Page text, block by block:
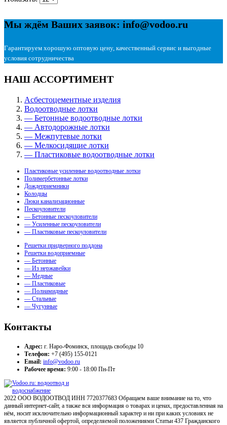
Мы ждём Ваших заявок: info@vodoo.ru
Гарантируем хорошую оптовую цену, качественный сервис и выгодные
условия сотрудничества
НАШ АССОРТИМЕНТ
Асбестоцементные изделия
Водоотводные лотки
— Бетонные водоотводные лотки
— Автодорожные лотки
— Межпутевые лотки
— Мелкосидящие лотки
— Пластиковые водоотводные лотки
Пластиковые усиленные водоотводные лотки
Полимербетонные лотки
Дождеприемники
Колодцы
Люки канализационные
Пескоуловители
— Бетонные пескоуловители
— Усиленные пескоуловители
— Пластиковые пескоуловители
Решетки придверного поддона
Решетки водоприемные
— Бетонные
— Из нержавейки
— Медные
— Пластиковые
— Полиамидные
— Стальные
— Чугунные
Контакты
Адрес: г. Наро-Фоминск, площадь свободы 10
Телефон: +7 (495) 155-0121
Email: info@vodoo.ru
Рабочее время: 9:00 - 18:00 Пн-Пт
2022 ООО ВОДООТВОД ИНН 7720377683 Обращаем ваше внимание на то, что
данный интернет-сайт, а также вся информация о товарах и ценах, предоставленная на
нём, носит исключительно информационный характер и ни при каких условиях не
является публичной офертой, определяемой положениями Статьи 437 Гражданского